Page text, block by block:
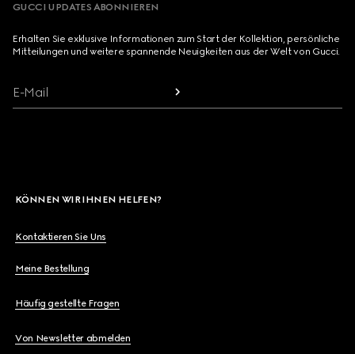
GUCCI UPDATES ABONNIEREN
Erhalten Sie exklusive Informationen zum Start der Kollektion, persönliche
Mitteilungen und weitere spannende Neuigkeiten aus der Welt von Gucci.
E-Mail
KÖNNEN WIR IHNEN HELFEN?
Kontaktieren Sie Uns
Meine Bestellung
Häufig gestellte Fragen
Von Newsletter abmelden